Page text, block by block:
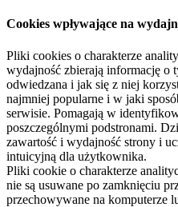
Cookies wpływające na
Pliki cookies o charakterze
wydajność zbierają informację o
odwiedzana i jak się z niej
najmniej popularne i w jaki
serwisie. Pomagają w
poszczególnymi podstronami.
zawartość i wydajność strony i
intuicyjną dla użytkownika.
Pliki cookie o charakterze
nie są usuwane po zamknięciu
przechowywane na komputerze